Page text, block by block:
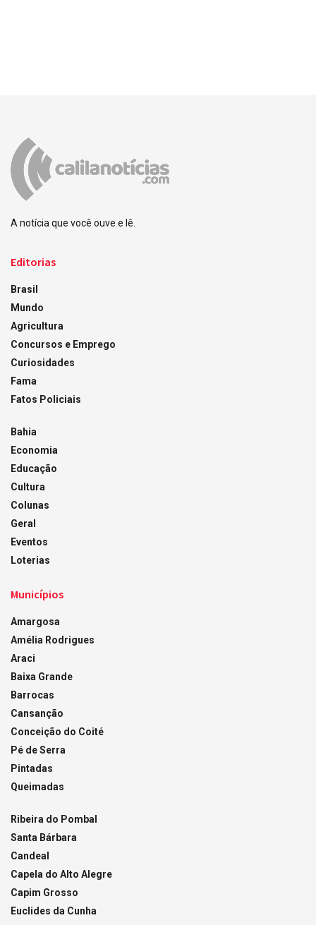
A notícia que você ouve e lê.
Editorias
Brasil
Mundo
Agricultura
Concursos e Emprego
Curiosidades
Fama
Fatos Policiais
Bahia
Economia
Educação
Cultura
Colunas
Geral
Eventos
Loterias
Municípios
Amargosa
Amélia Rodrigues
Araci
Baixa Grande
Barrocas
Cansanção
Conceição do Coité
Pé de Serra
Pintadas
Queimadas
Ribeira do Pombal
Santa Bárbara
Candeal
Capela do Alto Alegre
Capim Grosso
Euclides da Cunha